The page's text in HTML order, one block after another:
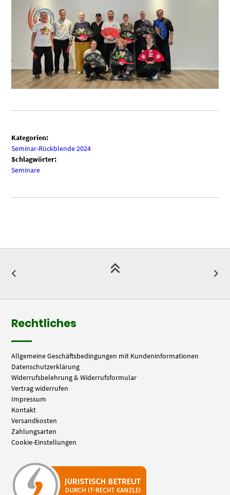
Kategorien:
Seminar-Rückblende 2024
Schlagwörter:
Seminare
Rechtliches
Allgemeine Geschäftsbedingungen mit Kundeninformationen
Datenschutzerklärung
Widerrufsbelehrung & Widerrufsformular
Vertrag widerrufen
Impressum
Kontakt
Versandkosten
Zahlungsarten
Cookie-Einstellungen